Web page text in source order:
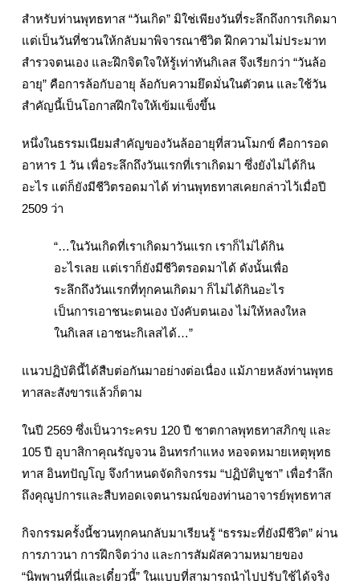
สำหรับท่านพุทธทาส “วันเกิด” มิใช่เพียงวันที่ระลึกถึงการเกิดมา
แต่เป็นวันที่ชวนให้กลับมาพิจารณาชีวิต ฝึกความไม่ประมาท
สำรวจตนเอง และฝึกจิตใจให้รู้เท่าทันกิเลส จึงเรียกว่า “วันล้อ
อายุ” คือการล้อกับอายุ ล้อกับความยึดมั่นในตัวตน และใช้วัน
สำคัญนี้เป็นโอกาสฝึกใจให้เข้มแข็งขึ้น
หนึ่งในธรรมเนียมสำคัญของวันล้ออายุที่สวนโมกข์ คือการอด
อาหาร 1 วัน เพื่อระลึกถึงวันแรกที่เราเกิดมา ซึ่งยังไม่ได้กิน
อะไร แต่ก็ยังมีชีวิตรอดมาได้ ท่านพุทธทาสเคยกล่าวไว้เมื่อปี
2509 ว่า
“…ในวันเกิดที่เราเกิดมาวันแรก เราก็ไม่ได้กิน
อะไรเลย แต่เราก็ยังมีชีวิตรอดมาได้ ดังนั้นเพื่อ
ระลึกถึงวันแรกที่ทุกคนเกิดมา ก็ไม่ได้กินอะไร
เป็นการเอาชนะตนเอง บังคับตนเอง ไม่ให้หลงใหล
ในกิเลส เอาชนะกิเลสได้…”
แนวปฏิบัตินี้ได้สืบต่อกันมาอย่างต่อเนื่อง แม้ภายหลังท่านพุทธ
ทาสละสังขารแล้วก็ตาม
ในปี 2569 ซึ่งเป็นวาระครบ 120 ปี ชาตกาลพุทธทาสภิกขุ และ
105 ปี อุบาสิกาคุณรัญจวน อินทรกำแหง หอจดหมายเหตุพุทธ
ทาส อินทปัญโญ จึงกำหนดจัดกิจกรรม “ปฏิบัติบูชา” เพื่อรำลึก
ถึงคุณูปการและสืบทอดเจตนารมณ์ของท่านอาจารย์พุทธทาส
กิจกรรมครั้งนี้ชวนทุกคนกลับมาเรียนรู้ “ธรรมะที่ยังมีชีวิต” ผ่าน
การภาวนา การฝึกจิตว่าง และการสัมผัสความหมายของ
“นิพพานที่นี่และเดี๋ยวนี้” ในแบบที่สามารถนำไปปรับใช้ได้จริง